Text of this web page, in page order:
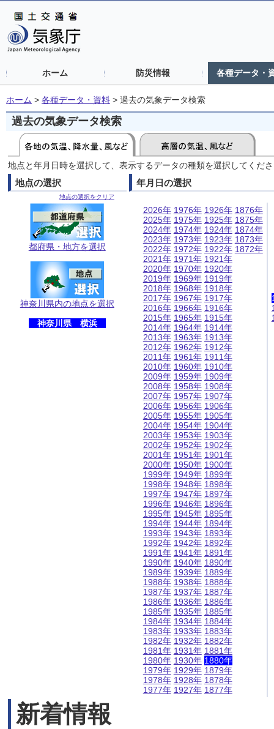
ホーム 防災情報 各種データ・
ホーム > 各種データ・資料 > 過去の気象データ検索
過去の気象データ検索
地点と年月日時を選択して、表示するデータの種類を選択してくだ
地点の選択
地点の選択をクリア
都府県・地方を選択
神奈川県内の地点を選択
神奈川県 横浜
年月日の選択
2026年
2025年
2024年
2023年
2022年
2021年
2020年
2019年
2018年
2017年
2016年
2015年
2014年
2013年
2012年
2011年
2010年
2009年
2008年
2007年
2006年
2005年
2004年
2003年
2002年
2001年
2000年
1999年
1998年
1997年
1996年
1995年
1994年
1993年
1992年
1991年
1990年
1989年
1988年
1987年
1986年
1985年
1984年
1983年
1982年
1981年
1980年
1979年
1978年
1977年
1976年
1975年
1974年
1973年
1972年
1971年
1970年
1969年
1968年
1967年
1966年
1965年
1964年
1963年
1962年
1961年
1960年
1959年
1958年
1957年
1956年
1955年
1954年
1953年
1952年
1951年
1950年
1949年
1948年
1947年
1946年
1945年
1944年
1943年
1942年
1941年
1940年
1939年
1938年
1937年
1936年
1935年
1934年
1933年
1932年
1931年
1930年
1929年
1928年
1927年
1926年
1925年
1924年
1923年
1922年
1921年
1920年
1919年
1918年
1917年
1916年
1915年
1914年
1913年
1912年
1911年
1910年
1909年
1908年
1907年
1906年
1905年
1904年
1903年
1902年
1901年
1900年
1899年
1898年
1897年
1896年
1895年
1894年
1893年
1892年
1891年
1890年
1889年
1888年
1887年
1886年
1885年
1884年
1883年
1882年
1881年
1880年
1879年
1878年
1877年
1876年
1875年
1874年
1873年
1872年
新着情報